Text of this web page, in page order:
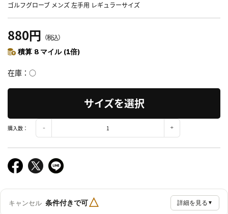
ゴルフグローブ メンズ 左手用 レギュラーサイズ
880円 （税込）
積算 8 マイル (1倍)
在庫 ○
サイズを選択
購入数：
キャンセル 条件付きで可△ 詳細を見る ▼